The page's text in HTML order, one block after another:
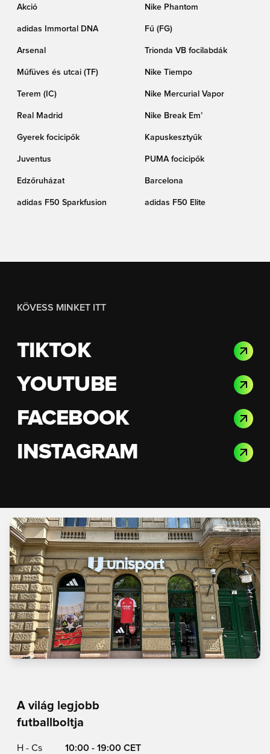
Akció Nike Phantom
adidas Immortal DNA Fű (FG)
Arsenal Trionda VB focilabdák
Műfüves és utcai (TF) Nike Tiempo
Terem (IC) Nike Mercurial Vapor
Real Madrid Nike Break Em’
Gyerek focicipők Kapuskesztyűk
Juventus PUMA focicipők
Edzőruházat Barcelona
adidas F50 Sparkfusion adidas F50 Elite
KÖVESS MINKET ITT
TIKTOK
YOUTUBE
FACEBOOK
INSTAGRAM
A világ legjobb
futballboltja
H - Cs
10:00 - 19:00 CET